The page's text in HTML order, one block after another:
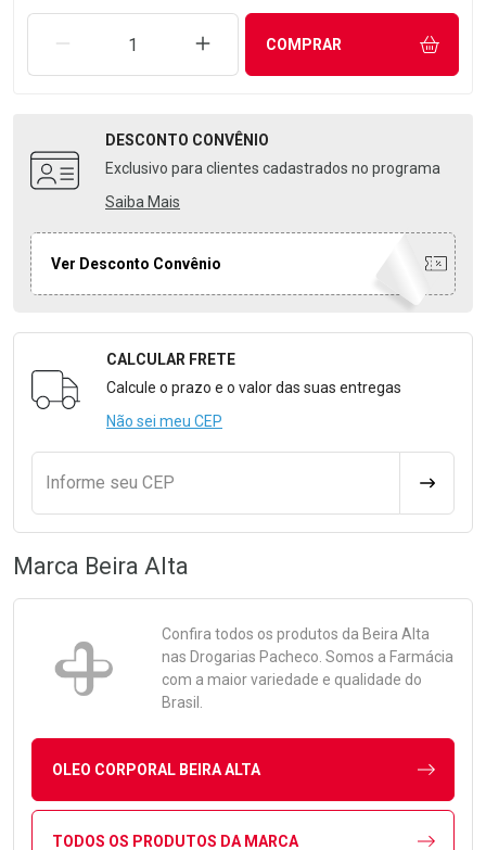
REMOVER UMA UNIDADEAUMENTAR UMA UNIDADE
COMPRAR
DESCONTO CONVÊNIO
Exclusivo para clientes cadastrados no programa
Saiba Mais
Ver Desconto Convênio
Formulário para Calcular o Frete
CALCULAR FRETE
Calcule o prazo e o valor das suas entregas
Não sei meu CEP
Informe seu CEP
Marca Beira Alta
Confira todos os produtos da Beira Alta
nas Drogarias Pacheco. Somos a Farmácia
com a maior variedade e qualidade do
Brasil.
OLEO CORPORAL BEIRA ALTA
TODOS OS PRODUTOS DA MARCA